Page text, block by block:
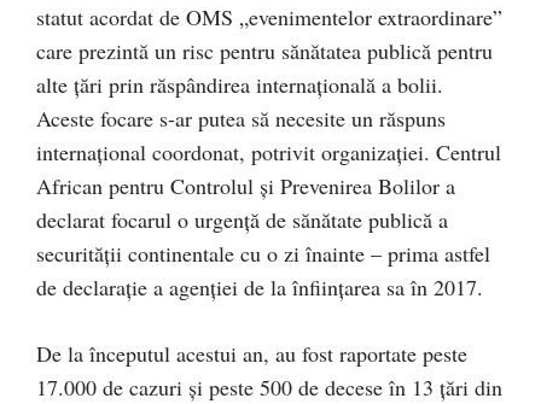
statut acordat de OMS „evenimentelor extraordinare”
care prezintă un risc pentru sănătatea publică pentru
alte țări prin răspândirea internațională a bolii.
Aceste focare s-ar putea să necesite un răspuns
internațional coordonat, potrivit organizației. Centrul
African pentru Controlul și Prevenirea Bolilor a
declarat focarul o urgență de sănătate publică a
securității continentale cu o zi înainte – prima astfel
de declarație a agenției de la înființarea sa în 2017.
De la începutul acestui an, au fost raportate peste
17.000 de cazuri și peste 500 de decese în 13 țări din